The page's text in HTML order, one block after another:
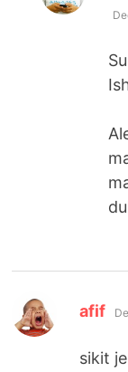
afif
sikit